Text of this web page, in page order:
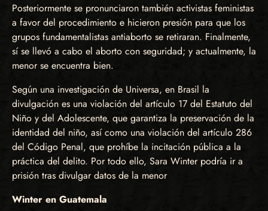
Posteriormente se pronunciaron también activistas feministas
a favor del procedimiento e hicieron presión para que los
grupos fundamentalistas antiaborto se retiraran. Finalmente,
sí se llevó a cabo el aborto con seguridad; y actualmente, la
menor se encuentra bien.
Según una investigación de Universa, en Brasil la
divulgación es una violación del artículo 17 del Estatuto del
Niño y del Adolescente, que garantiza la preservación de la
identidad del niño, así como una violación del artículo 286
del Código Penal, que prohíbe la incitación pública a la
práctica del delito. Por todo ello, Sara Winter podría ir a
prisión tras divulgar datos de la menor
Winter en Guatemala